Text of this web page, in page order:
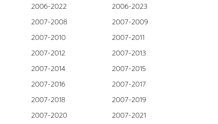
2006-2022
2006-2023
2007-2008
2007-2009
2007-2010
2007-2011
2007-2012
2007-2013
2007-2014
2007-2015
2007-2016
2007-2017
2007-2018
2007-2019
2007-2020
2007-2021